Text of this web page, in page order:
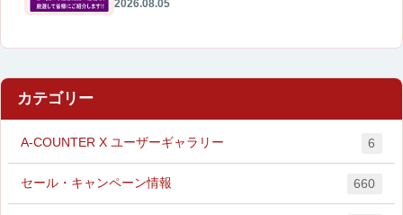
2026.08.05
カテゴリー
A-COUNTER X ユーザーギャラリー 6
セール・キャンペーン情報 660